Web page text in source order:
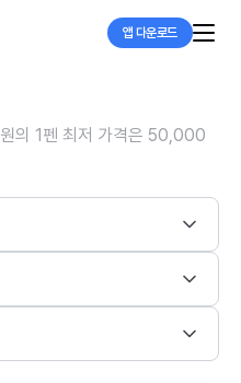
앱 다운로드
의 1펜 최저 가격은 50,000